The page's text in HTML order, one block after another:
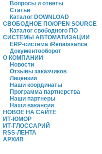
Вопросы и ответы
Статьи
Каталог DOWNLOAD
СВОБОДНОЕ ПО/OPEN SOURCE
Каталог свободного ПО
СИСТЕМЫ АВТОМАТИЗАЦИИ
ERP-система iRenaissance
Документооборот
О КОМПАНИИ
Новости
Отзывы заказчиков
Лицензии
Наши координаты
Программа партнерства
Наши партнеры
Наши вакансии
НОВОЕ НА САЙТЕ
ИТ-ЮМОР
ИТ-ГЛОССАРИЙ
RSS-ЛЕНТА
АРХИВ